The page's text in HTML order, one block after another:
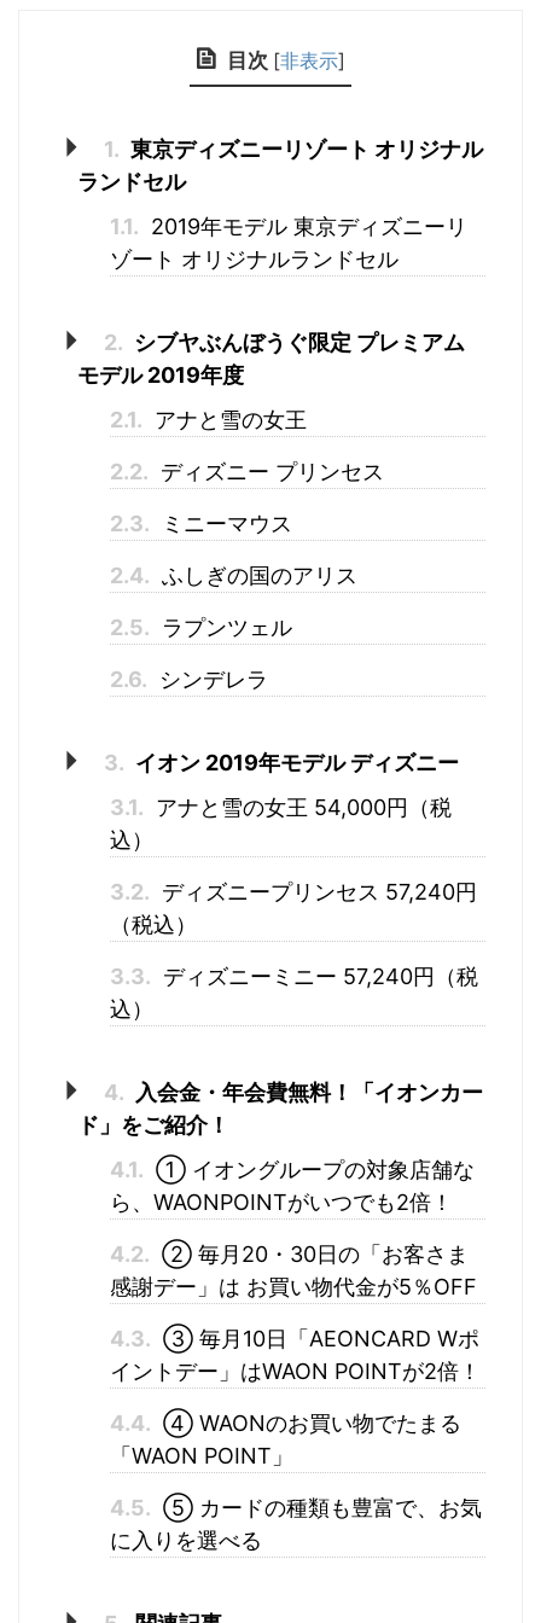
目次 [非表示]
1. 東京ディズニーリゾート オリジナル
ランドセル
1.1. 2019年モデル 東京ディズニーリ
ゾート オリジナルランドセル
2. シブヤぶんぼうぐ限定 プレミアム
モデル 2019年度
2.1. アナと雪の女王
2.2. ディズニー プリンセス
2.3. ミニーマウス
2.4. ふしぎの国のアリス
2.5. ラプンツェル
2.6. シンデレラ
3. イオン 2019年モデル ディズニー
3.1. アナと雪の女王 54,000円（税
込）
3.2. ディズニープリンセス 57,240円
（税込）
3.3. ディズニーミニー 57,240円（税
込）
4.
入会金・年会費無料！「イオンカー
ド」をご紹介！
4.1. ① イオングループの対象店舗な
ら、WAONPOINTがいつでも2倍！
4.2. ② 毎月20・30日の「お客さま
感謝デー」は お買い物代金が5％OFF
4.3. ③ 毎月10日「AEONCARD Wポ
イントデー」はWAON POINTが2倍！
4.4. ④ WAONのお買い物でたまる
「WAON POINT」
4.5. ⑤ カードの種類も豊富で、お気
に入りを選べる